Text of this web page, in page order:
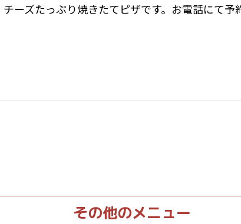
チーズたっぷり焼きたてピザです。お電話にて予
その他のメニュー